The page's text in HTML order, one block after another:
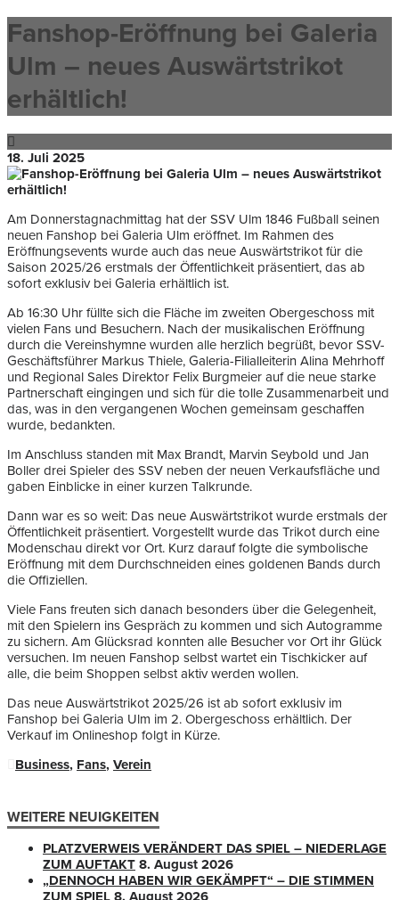
Fanshop-Eröffnung bei Galeria
Ulm – neues Auswärtstrikot
erhältlich!
18. Juli 2025
Am Donnerstagnachmittag hat der SSV Ulm 1846 Fußball seinen
neuen Fanshop bei Galeria Ulm eröffnet. Im Rahmen des
Eröffnungsevents wurde auch das neue Auswärtstrikot für die
Saison 2025/26 erstmals der Öffentlichkeit präsentiert, das ab
sofort exklusiv bei Galeria erhältlich ist.
Ab 16:30 Uhr füllte sich die Fläche im zweiten Obergeschoss mit
vielen Fans und Besuchern. Nach der musikalischen Eröffnung
durch die Vereinshymne wurden alle herzlich begrüßt, bevor SSV-
Geschäftsführer Markus Thiele, Galeria-Filialleiterin Alina Mehrhoff
und Regional Sales Direktor Felix Burgmeier auf die neue starke
Partnerschaft eingingen und sich für die tolle Zusammenarbeit und
das, was in den vergangenen Wochen gemeinsam geschaffen
wurde, bedankten.
Im Anschluss standen mit Max Brandt, Marvin Seybold und Jan
Boller drei Spieler des SSV neben der neuen Verkaufsfläche und
gaben Einblicke in einer kurzen Talkrunde.
Dann war es so weit: Das neue Auswärtstrikot wurde erstmals der
Öffentlichkeit präsentiert. Vorgestellt wurde das Trikot durch eine
Modenschau direkt vor Ort. Kurz darauf folgte die symbolische
Eröffnung mit dem Durchschneiden eines goldenen Bands durch
die Offiziellen.
Viele Fans freuten sich danach besonders über die Gelegenheit,
mit den Spielern ins Gespräch zu kommen und sich Autogramme
zu sichern. Am Glücksrad konnten alle Besucher vor Ort ihr Glück
versuchen. Im neuen Fanshop selbst wartet ein Tischkicker auf
alle, die beim Shoppen selbst aktiv werden wollen.
Das neue Auswärtstrikot 2025/26 ist ab sofort exklusiv im
Fanshop bei Galeria Ulm im 2. Obergeschoss erhältlich. Der
Verkauf im Onlineshop folgt in Kürze.
Business, Fans, Verein
WEITERE NEUIGKEITEN
PLATZVERWEIS VERÄNDERT DAS SPIEL – NIEDERLAGE
ZUM AUFTAKT 8. August 2026
„DENNOCH HABEN WIR GEKÄMPFT“ – DIE STIMMEN
ZUM SPIEL 8. August 2026